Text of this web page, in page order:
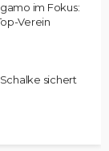
im Fokus:
Verein
sichert